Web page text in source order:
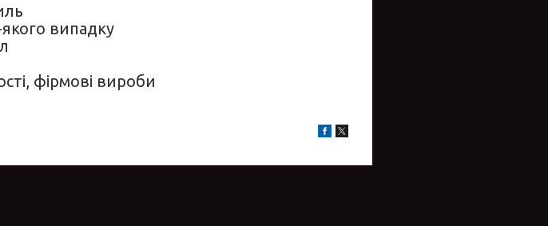
випадку
фірмові вироби